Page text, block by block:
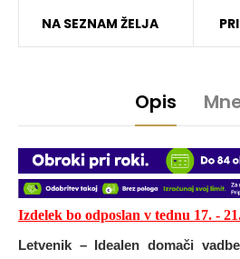
NA SEZNAM ŽELJA
Opis
Izdelek bo odposlan v tednu 17. - 21
Letvenik – Idealen domači